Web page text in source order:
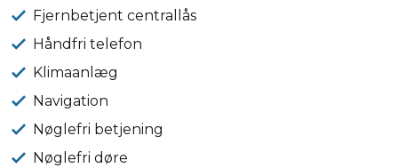
Fjernbetjent centrallås
Håndfri telefon
Klimaanlæg
Navigation
Nøglefri betjening
Nøglefri døre